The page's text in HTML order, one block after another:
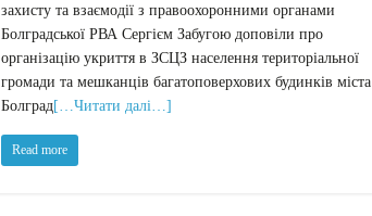
захисту та взаємодії з правоохоронними органами
Болградської РВА Сергієм Забугою доповіли про
організацію укриття в ЗСЦЗ населення територіальної
громади та мешканців багатоповерхових будинків міста
Болград[…Читати далі…]
Read more